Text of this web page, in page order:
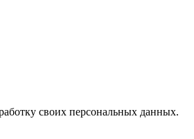
своих персональных данных.